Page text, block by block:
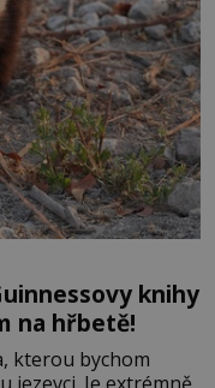
knihy
na hřbetě!
kterou bychom